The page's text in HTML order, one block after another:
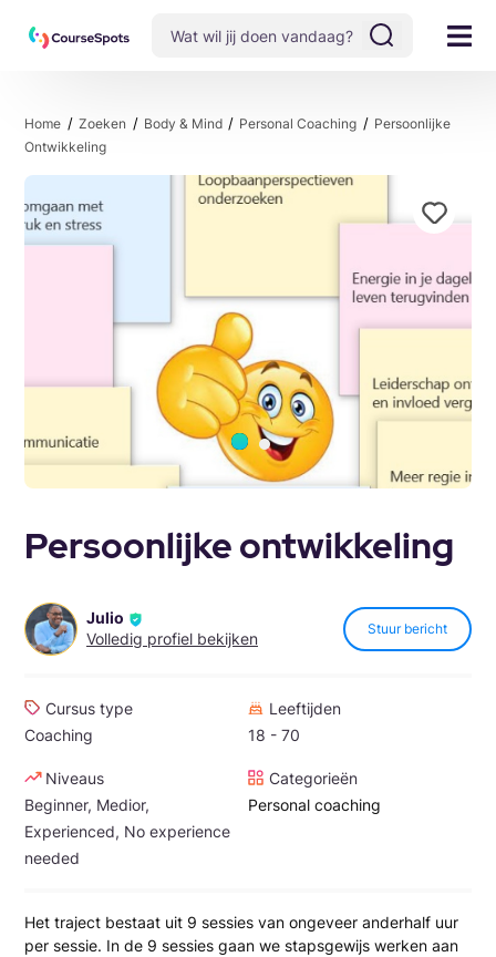
Home Zoeken Body & Mind Personal Coaching
Persoonlijke
Ontwikkeling
Persoonlijke ontwikkeling
Julio
Volledig profiel bekijken
Stuur bericht
Cursus type
Coaching
Leeftijden
18 - 70
Niveaus
Beginner, Medior,
Experienced, No experience
needed
Categorieën
Personal coaching
Het traject bestaat uit 9 sessies van ongeveer anderhalf uur
per sessie. In de 9 sessies gaan we stapsgewijs werken aan